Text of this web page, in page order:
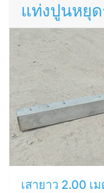
แท่งปูนหยุด
เสายาว 2.00 เ